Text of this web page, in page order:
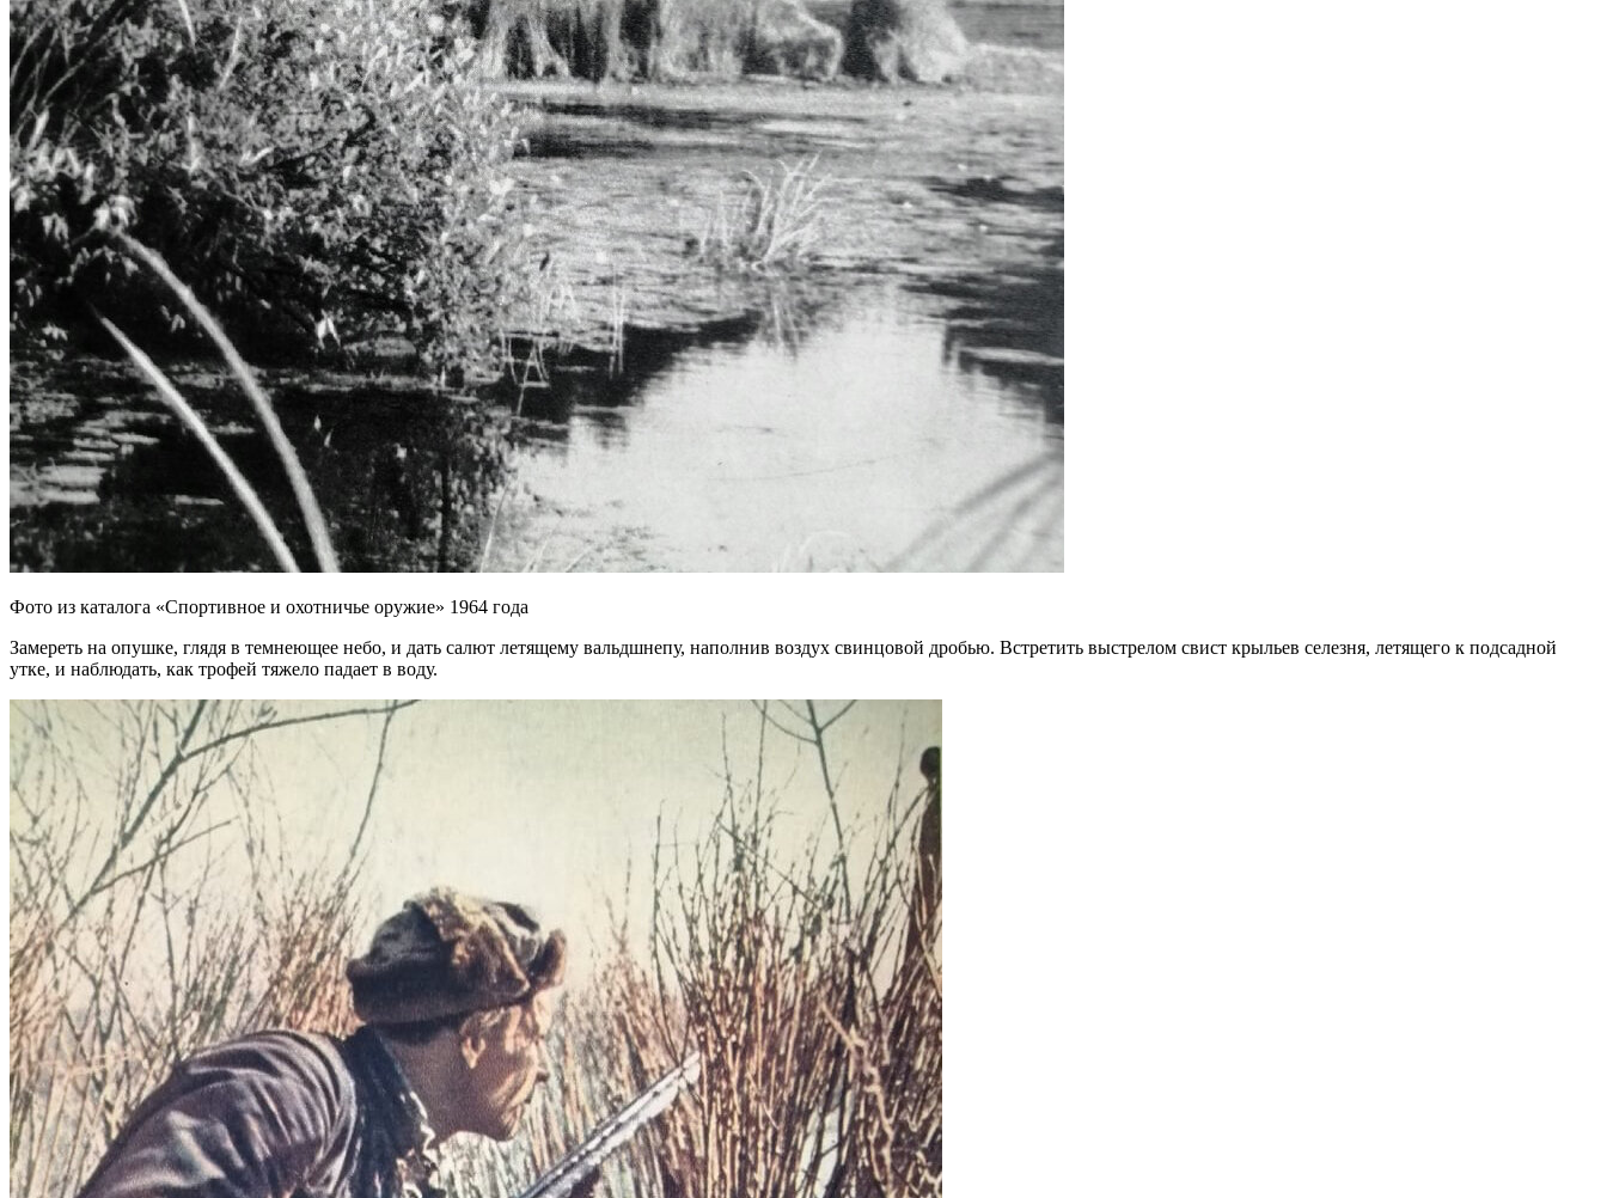
Фото из каталога «Спортивное и охотничье оружие» 1964 года
Замереть на опушке, глядя в темнеющее небо, и дать салют летящему вальдшнепу, наполнив воздух свинцовой дробью. Встретить выстрелом свист крыльев селезня, летящего к подсадной
утке, и наблюдать, как трофей тяжело падает в воду.